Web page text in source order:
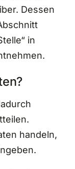
Dessen
in
handeln,